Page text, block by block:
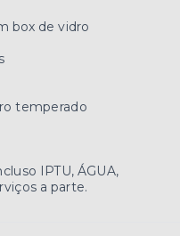
box de vidro
temperado
IPTU, ÁGUA,
a parte.